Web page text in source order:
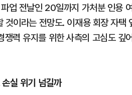
업 전날인 20일까지 가처분 인용
이라는 전망도. 이재용 회장 자택
력 유지를 위한 사측의 고심도 깊
실 위기 넘길까